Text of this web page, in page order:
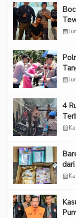
calendar_month
calendar_month
‎4
calendar_month
calendar_month